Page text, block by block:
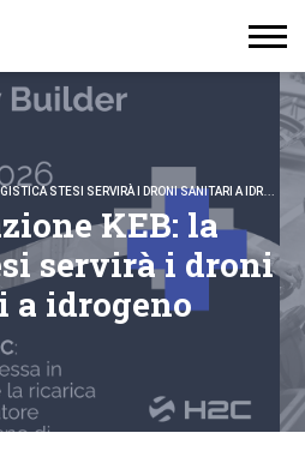
STESI SERVIRÀ I DRONI SANITARI A IDROGENO
KEB: la
servirà i droni
a idrogeno